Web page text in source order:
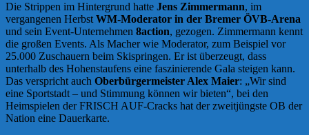
Die Strippen im Hintergrund hatte Jens Zimmermann, im
vergangenen HerbstWM-Moderator in der Bremer ÖVB-Arena
und sein Event-Unternehmen 8action, gezogen. Zimmermann kennt
die großen Events. Als Macher wie Moderator, zum Beispiel vor
25.000 Zuschauern beim Skispringen. Er ist überzeugt, dass
unterhalb des Hohenstaufens eine faszinierende Gala steigen kann.
Das verspricht auch Oberbürgermeister Alex Maier: „Wir sind
eine Sportstadt – und Stimmung können wir bieten“, bei den
Heimspielen der FRISCH AUF-Cracks hat der zweitjüngste OB der
Nation eine Dauerkarte.